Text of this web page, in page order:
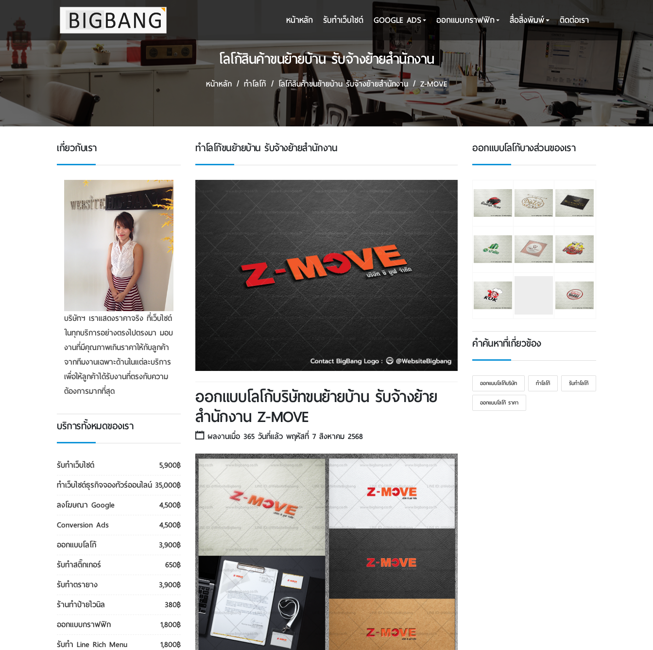
หน้าหลัก รับทําเว็บไซต์ GOOGLE ADS ออกแบบกราฟฟิก สื่อสิ่งพิมพ์ ติดต่อเรา
โลโก้สินค้าขนย้ายบ้าน รับจ้างย้ายสำนักงาน
หน้าหลัก ทำโลโก้ โลโก้สินค้าขนย้ายบ้าน รับจ้างย้ายสำนักงาน Z-MOVE
เกี่ยวกับเรา
บริษัทฯ เราแสดงราคาจริง ที่เว็บไซต์
ในทุกบริการอย่างตรงไปตรงมา มอบ
งานที่มีคุณภาพเกินราคาให้กับลูกค้า
จากทีมงานเฉพาะด้านในแต่ละบริการ
เพื่อให้ลูกค้าได้รับงานที่ตรงกับความ
ต้องการมากที่สุด
บริการทั้งหมดของเรา
รับทําเว็บไซต์
5,900฿
ทําเว็บไซต์ธุรกิจจองทัวร์ออนไลน์ 35,000฿
ลงโฆษณา Google
4,500฿
Conversion Ads
4,500฿
ออกแบบโลโก้
3,900฿
รับทําสติ๊กเกอร์
650฿
รับทําตรายาง
3,900฿
ร้านทำป้ายไวนิล
380฿
ออกแบบกราฟฟิก
1,800฿
รับทํา Line Rich Menu
1,800฿
ทำโลโก้ขนย้ายบ้าน รับจ้างย้ายสำนักงาน
ออกแบบโลโก้บริษัทขนย้ายบ้าน รับจ้างย้าย
สำนักงาน Z-MOVE
ผลงานเมื่อ 365 วันที่แล้ว พฤหัสที่ 7 สิงหาคม 2568
ออกแบบโลโก้บางส่วนของเรา
คำค้นหาที่เกี่ยวข้อง
ออกแบบโลโก้บริษัท ทำโลโก้ รับทําโลโก้
ออกแบบโลโก้ ราคา